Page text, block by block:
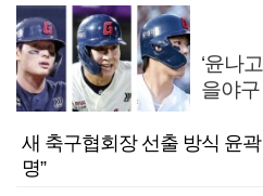
‘윤나
을야
새 축구협회장 선출 방식 윤
명”